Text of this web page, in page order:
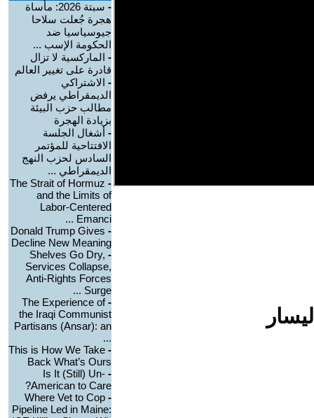
-
سبتة 2026: مأساة
هجرة جُعلت سلاحا
جيوسياسيا ضد
الحكومة الإسب ...
- الماركسية لا تزال
قادرة على تغيير العالم
- الاشتراكي
الديمقراطي يرفض
مطالب حزب البيئة
بزيادة الهجرة
- أشغال الجلسة
الافتتاحية للمؤتمر
السادس لحزب النهج
الديمقراطي ...
-
The Strait of Hormuz
and the Limits of
Labor-Centered
Emanci ...
-
Donald Trump Gives
Decline New Meaning
-
Shelves Go Dry,
Services Collapse,
Anti-Rights Forces
Surge ...
-
The Experience of
the Iraqi Communist
Partisans (Ansar): an
...
-
This is How We Take
Back What’s Ours
-
Is It (Still) Un-
American to Care?
-
Where Vet to Cop
Pipeline Led in Maine: